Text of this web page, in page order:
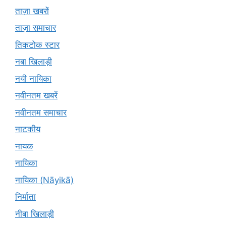
ताज़ा खबरों
ताज़ा समाचार
तिकटोक स्टार
नबा खिलाड़ी
नयी नायिका
नवीनतम खबरें
नवीनतम समाचार
नाटकीय
नायक
नायिका
नायिका (Nāyikā)
निर्माता
नीबा खिलाड़ी